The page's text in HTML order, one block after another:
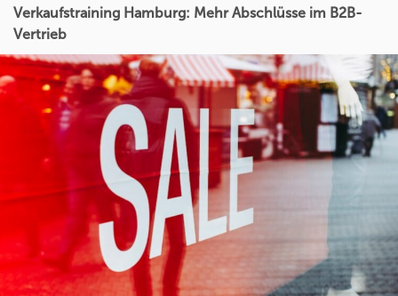
Verkaufstraining Hamburg: Mehr Abschlüsse im B2B-
Vertrieb